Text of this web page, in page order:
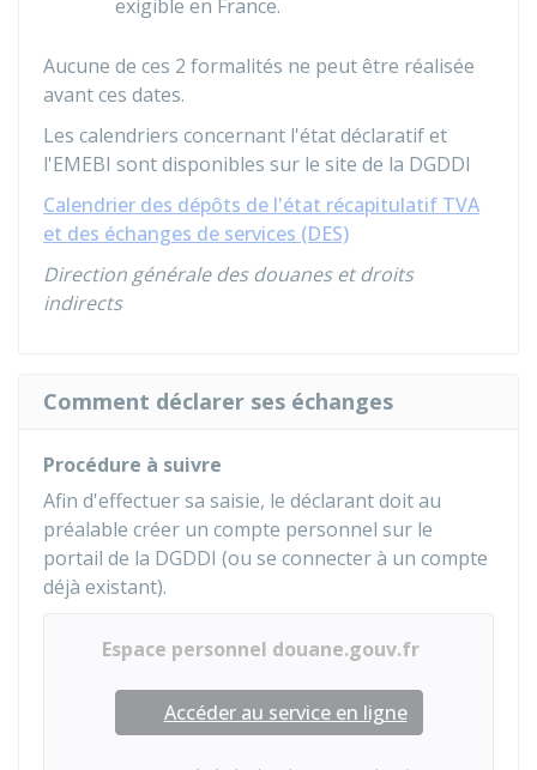
exigible en France.
Aucune de ces 2 formalités ne peut être réalisée
avant ces dates.
Les calendriers concernant l'état déclaratif et
l'EMEBI sont disponibles sur le site de la DGDDI
Calendrier des dépôts de l'état récapitulatif TVA
et des échanges de services (DES)
Direction générale des douanes et droits
indirects
Comment déclarer ses échanges
Procédure à suivre
Afin d'effectuer sa saisie, le déclarant doit au
préalable créer un compte personnel sur le
portail de la DGDDI (ou se connecter à un compte
déjà existant).
Espace personnel douane.gouv.fr
Accéder au service en ligne